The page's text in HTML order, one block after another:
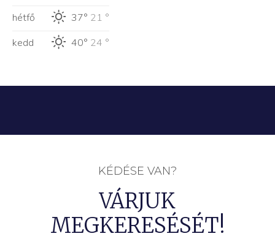
hétfő
37° 21 °
kedd
40° 24 °
KÉDÉSE VAN?
VÁRJUK
MEGKERESÉSÉT!